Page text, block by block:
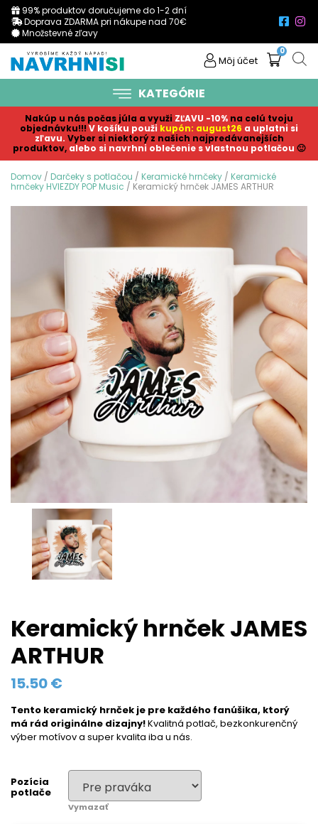
99% produktov doručujeme do 1-2 dní
Doprava ZDARMA pri nákupe nad 70€
Množstevné zľavy
Môj účet
0
KATEGÓRIE
Nakúp u nás počas júla a využi ZĽAVU -10% na celú tvoju
objednávku!!! V košíku použi kupón: august26 a uplatni si
zľavu. Vyber si niektorý z našich najpredávanejších
produktov, alebo si navrhni oblečenie s vlastnou potlačou 🙂
Domov / Darčeky s potlačou / Keramické hrnčeky / Keramické
hrnčeky HVIEZDY POP Music / Keramický hrnček JAMES ARTHUR
Keramický hrnček JAMES
ARTHUR
15.50€
Tento keramický hrnček je pre každého fanúšika, ktorý
má rád originálne dizajny!Kvalitná potlač, bezkonkurenčný
výber motívov a super kvalita iba u nás.
Pozícia
potlače
Vymazať